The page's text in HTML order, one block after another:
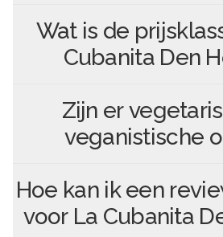
Wat is de
Cubanita Den
Zijn er
veganistische
Hoe kan ik een
voor La Cubanita